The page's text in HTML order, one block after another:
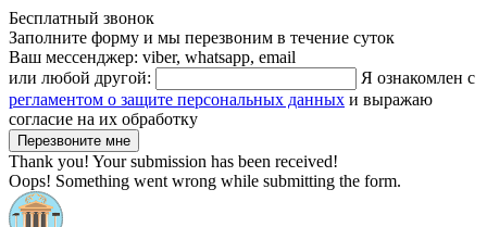
Бесплатный звонок
Заполните форму и мы перезвоним в течение суток
Ваш мессенджер: viber, whatsapp, email
или любой другой:
Я ознакомлен с
регламентом о защите персональных данных и выражаю
согласие на их обработку
Thank you! Your submission has been received!
Oops! Something went wrong while submitting the form.